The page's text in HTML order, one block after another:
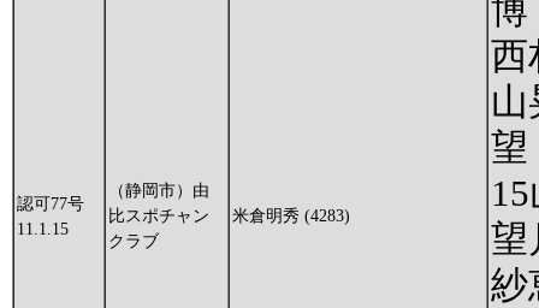
認可77号
11.1.15
（静岡市）由
比スポチャン
クラブ
米倉明秀 (4283)
博
西
山
望
望
紗